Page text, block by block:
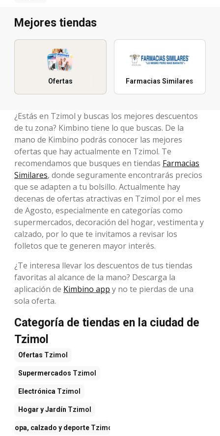
Mejores tiendas
Ofertas Farmacias Similares
¿Estás en Tzimol y buscas los mejores descuentos
de tu zona? Kimbino tiene lo que buscas. De la
mano de Kimbino podrás conocer las mejores
ofertas que hay actualmente en Tzimol. Te
recomendamos que busques en tiendas Farmacias
Similares, donde seguramente encontrarás precios
que se adapten a tu bolsillo. Actualmente hay
decenas de ofertas atractivas en Tzimol por el mes
de Agosto, especialmente en categorías como
supermercados, decoración del hogar, vestimenta y
calzado, por lo que te invitamos a revisar los
folletos que te generen mayor interés.
¿Te interesa llevar los descuentos de tus tiendas
favoritas al alcance de la mano? Descarga la
aplicación de Kimbino app y no te pierdas de una
sola oferta.
Categoría de tiendas en la ciudad de
Tzimol
Ofertas Tzimol
Supermercados Tzimol
Electrónica Tzimol
Hogar y Jardín Tzimol
Ropa, calzado y deporteTzimol